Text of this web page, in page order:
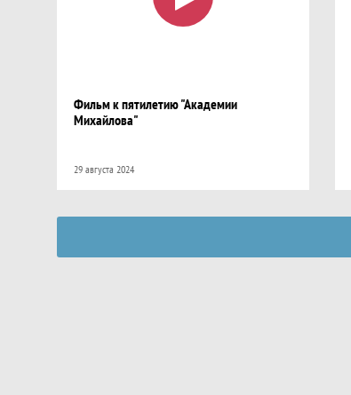
Фильм к пятилетию "Академии
Михайлова"
29 августа 2024